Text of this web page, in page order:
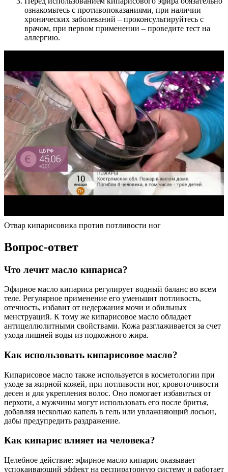
ознакомьтесь с противопоказаниями, при наличии
хронических заболеваний – проконсультируйтесь с
врачом, при первом применении – проведите тест на
аллергию.
Отвар кипарисовика против потливости ног
Вопрос-ответ
Что лечит масло кипариса?
Эфирное масло кипариса регулирует водный баланс во всем
теле. Регулярное применение его уменьшит потливость,
отечность, избавит от недержания мочи и обильных
менструаций. К тому же кипарисовое масло обладает
антицеллюлитными свойствами. Кожа разглаживается за счет
ухода лишней воды из подкожного жира.
Как использовать кипарисовое масло?
Кипарисовое масло также используется в косметологии при
уходе за жирной кожей, при потливости ног, кровоточивости
десен и для укрепления волос. Оно помогает избавиться от
перхоти, а мужчины могут использовать его после бритья,
добавляя несколько капель в гель или увлажняющий лосьон,
дабы предупредить раздражение.
Как кипарис влияет на человека?
Целебное действие: эфирное масло кипарис оказывает
успокаивающий эффект на респираторную систему и работает